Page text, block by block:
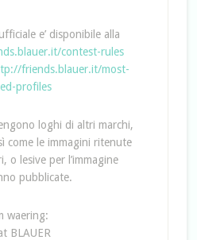
e’ disponibile alla
contest-rules
friends.blauer.it/most-
profiles
loghi di altri marchi,
come le immagini ritenute
o lesive per l’immagine
pubblicate.
waering:
BLAUER